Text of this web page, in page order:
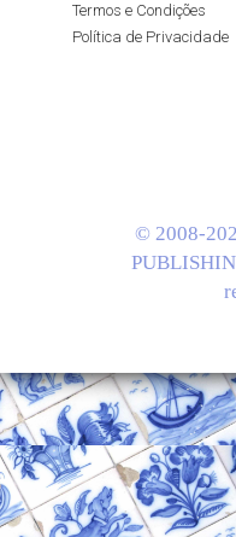
Termos e Condições
Política de Privacidade
© 2008-